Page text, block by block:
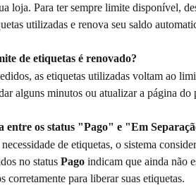
loja. Para ter sempre limite disponível,
utilizadas e renova seu saldo
de etiquetas é renovado?
as etiquetas utilizadas voltam ao
alguns minutos ou atualizar a página
entre os status "Pago" e "Em
de etiquetas, o sistema
no status Pago indicam que ainda não
corretamente para liberar suas etiquetas.